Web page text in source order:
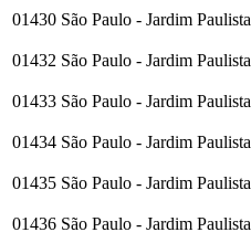
01430 São Paulo - Jardim Paulista
01432 São Paulo - Jardim Paulista
01433 São Paulo - Jardim Paulista
01434 São Paulo - Jardim Paulista
01435 São Paulo - Jardim Paulista
01436 São Paulo - Jardim Paulista